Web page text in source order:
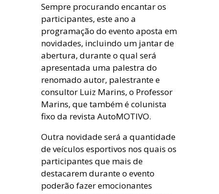
Sempre procurando encantar os
participantes, este ano a
programação do evento aposta em
novidades, incluindo um jantar de
abertura, durante o qual será
apresentada uma palestra do
renomado autor, palestrante e
consultor Luiz Marins, o Professor
Marins, que também é colunista
fixo da revista AutoMOTIVO.
Outra novidade será a quantidade
de veículos esportivos nos quais os
participantes que mais de
destacarem durante o evento
poderão fazer emocionantes